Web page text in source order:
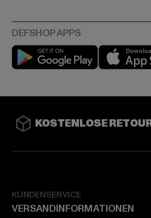
Play market
KOSTENLOSE
KUNDENSERVICE
VERSANDINFORMATIONEN